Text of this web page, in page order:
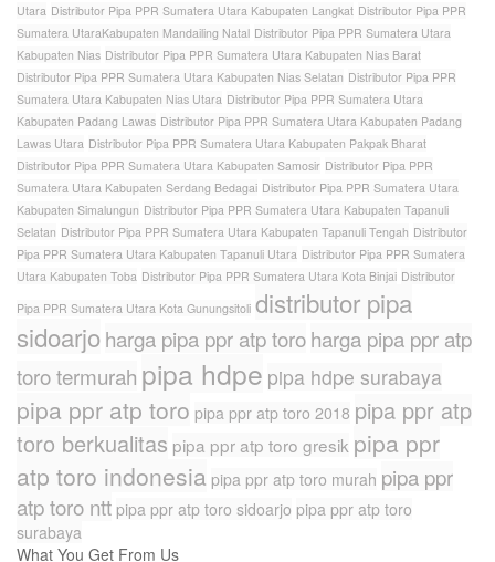
Utara Distributor Pipa PPR Sumatera Utara Kabupaten Langkat Distributor Pipa PPR
Sumatera UtaraKabupaten Mandailing Natal Distributor Pipa PPR Sumatera Utara
Kabupaten Nias Distributor Pipa PPR Sumatera Utara Kabupaten Nias Barat
Distributor Pipa PPR Sumatera Utara Kabupaten Nias Selatan Distributor Pipa PPR
Sumatera Utara Kabupaten Nias Utara Distributor Pipa PPR Sumatera Utara
Kabupaten Padang Lawas Distributor Pipa PPR Sumatera Utara Kabupaten Padang
Lawas Utara Distributor Pipa PPR Sumatera Utara Kabupaten Pakpak Bharat
Distributor Pipa PPR Sumatera Utara Kabupaten Samosir Distributor Pipa PPR
Sumatera Utara Kabupaten Serdang Bedagai Distributor Pipa PPR Sumatera Utara
Kabupaten Simalungun Distributor Pipa PPR Sumatera Utara Kabupaten Tapanuli
Selatan Distributor Pipa PPR Sumatera Utara Kabupaten Tapanuli Tengah Distributor
Pipa PPR Sumatera Utara Kabupaten Tapanuli Utara Distributor Pipa PPR Sumatera
Utara Kabupaten Toba Distributor Pipa PPR Sumatera Utara Kota Binjai Distributor
Pipa PPR Sumatera Utara Kota Gunungsitoli distributor pipa
sidoarjoharga pipa ppr atp toroharga pipa ppr atp
toro termurah pipa hdpe pipa hdpe surabaya
pipa ppr atp toro pipa ppr atp toro 2018 pipa ppr atp
toro berkualitas pipa ppr atp toro gresik pipa ppr
atp toro indonesia pipa ppr atp toro murah pipa ppr
atp toro ntt pipa ppr atp toro sidoarjo pipa ppr atp toro
surabaya
What You Get From Us